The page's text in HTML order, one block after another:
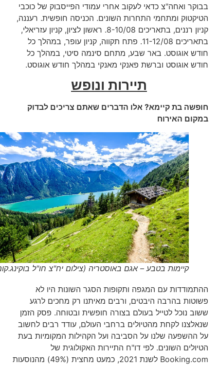
בבוקר ואחה"צ כדאי לעקוב אחרי עמודי הפייסבוק של כוכבי
הטיקטוק ומתחמי התחרות השונים. הכניסה חופשית. רעננה,
קניון רננים, בתאריכים 8-10/08. ראשון לציון, קניון עזריאלי,
בתאריכים 11-12/08. פתח תקווה, קניון עופר, במהלך כל
חודש אוגוסט. באר שבע, מתחם סינמה סיטי, במהלך כל
חודש אוגוסט וברשת פאנקי מאנקי במהלך חודש אוגוסט.
תיירות ונופש
חופשה בת קיימא? אלו הדברים שאתם צריכים לבדוק
במקום האירוח
קיימות בטבע – אגם באוסטריה (צילום יח"צ חו"ל בוקינג.קום)
ההתמודדות עם המגפה ותקופות הסגר השונות היו לא
פשוטות בהרבה היבטים, ורבים מאיתנו רק מחכים לרגע
ששוב נוכל לטייל בעולם בצורה חופשית ובטוחה. פסק הזמן
שנאלצנו לקחת מהטיולים ברחבי העולם, עודד רבים לחשוב
על ההשפעה שלנו על הסביבה ועל הקהילות המקומיות בעת
הטיולים השונים. לפי דו"ח התיירות האקולוגית של
Booking.com לשנת 2021, כמעט מחצית (49%) מהנוסעות